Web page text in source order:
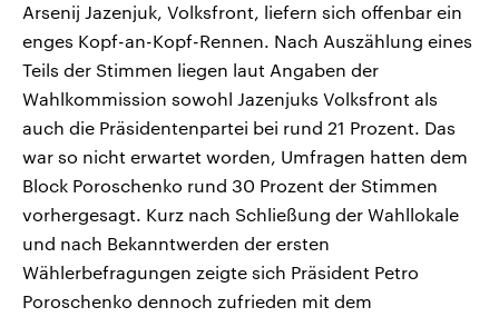
Arsenij Jazenjuk, Volksfront, liefern sich offenbar ein
enges Kopf-an-Kopf-Rennen. Nach Auszählung eines
Teils der Stimmen liegen laut Angaben der
Wahlkommission sowohl Jazenjuks Volksfront als
auch die Präsidentenpartei bei rund 21 Prozent. Das
war so nicht erwartet worden, Umfragen hatten dem
Block Poroschenko rund 30 Prozent der Stimmen
vorhergesagt. Kurz nach Schließung der Wahllokale
und nach Bekanntwerden der ersten
Wählerbefragungen zeigte sich Präsident Petro
Poroschenko dennoch zufrieden mit dem